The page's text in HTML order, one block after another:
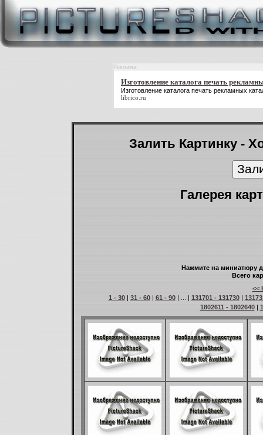
Реклама:
Изготовление каталога печать
Изготовление каталога печать рекламных
librico.ru
Залить Картинку -
Галерея
Нажмите на миниатюру
Всего
<<
1 - 30| 31 - 60| 61 - 90| ... | 131701 - 131730|
1802611 - 1802640|